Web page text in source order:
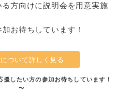
方向けに説明会を用意実施
お待ちしています！
ついて詳しく見る
したい方の参加お待ちしています！
〜